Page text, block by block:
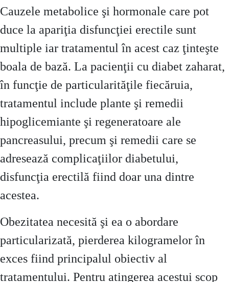
Cauzele metabolice şi hormonale care pot
duce la apariţia disfuncţiei erectile sunt
multiple iar tratamentul în acest caz ţinteşte
boala de bază. La pacienţii cu diabet zaharat,
în funcţie de particularităţile fiecăruia,
tratamentul include plante şi remedii
hipoglicemiante şi regeneratoare ale
pancreasului, precum şi remedii care se
adresează complicaţiilor diabetului,
disfuncţia erectilă fiind doar una dintre
acestea.
Obezitatea necesită şi ea o abordare
particularizată, pierderea kilogramelor în
exces fiind principalul obiectiv al
tratamentului. Pentru atingerea acestui scop